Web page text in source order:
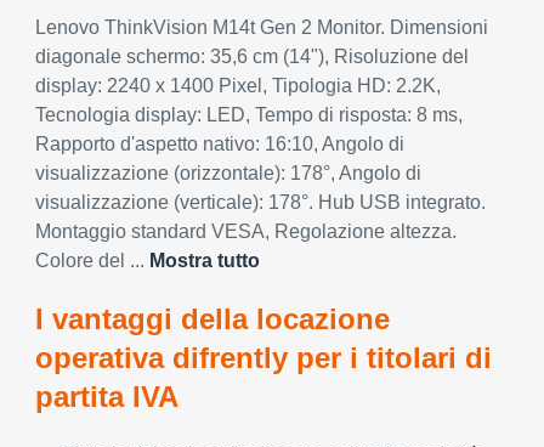
Lenovo ThinkVision M14t Gen 2 Monitor. Dimensioni
diagonale schermo: 35,6 cm (14"), Risoluzione del
display: 2240 x 1400 Pixel, Tipologia HD: 2.2K,
Tecnologia display: LED, Tempo di risposta: 8 ms,
Rapporto d'aspetto nativo: 16:10, Angolo di
visualizzazione (orizzontale): 178°, Angolo di
visualizzazione (verticale): 178°. Hub USB integrato.
Montaggio standard VESA, Regolazione altezza.
Colore del ... Mostra tutto
I vantaggi della locazione
operativa difrently per i titolari di
partita IVA